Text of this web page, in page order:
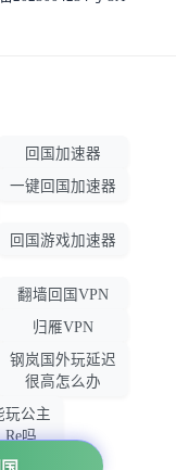
回国加速器
一键回国加速器
回国游戏加速器
翻墙回国VPN
归雁VPN
钢岚国外玩延迟
很高怎么办
玩公主
Re吗